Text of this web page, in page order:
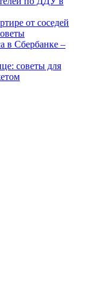
от соседей
в Сбербанке –
советы для